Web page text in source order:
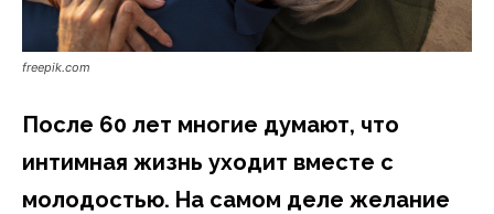
freepik.com
После 60 лет многие думают, что
интимная жизнь уходит вместе с
молодостью. На самом деле желание